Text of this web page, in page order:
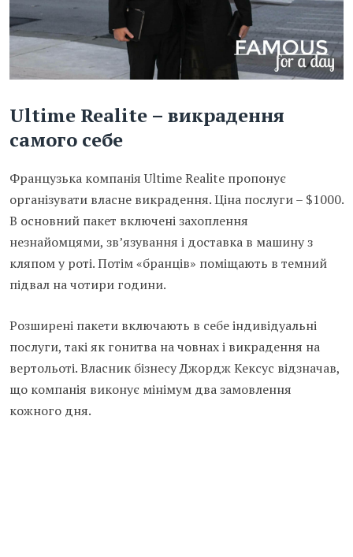
Ultime Realite – викрадення
самого себе
Французька компанія Ultime Realite пропонує
організувати власне викрадення. Ціна послуги – $1000.
В основний пакет включені захоплення
незнайомцями, зв’язування і доставка в машину з
кляпом у роті. Потім «бранців» поміщають в темний
підвал на чотири години.
Розширені пакети включають в себе індивідуальні
послуги, такі як гонитва на човнах і викрадення на
вертольоті. Власник бізнесу Джордж Кексус відзначав,
що компанія виконує мінімум два замовлення
кожного дня.